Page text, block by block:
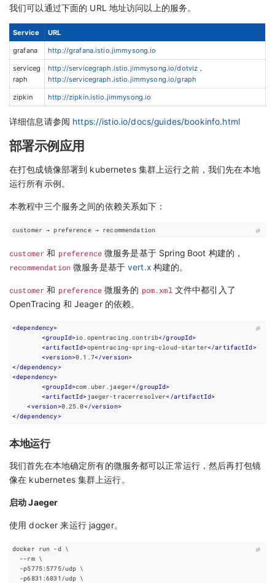
我们可以通过下面的 URL 地址访问以上的服务。
Service URL
grafana http://grafana.istio.jimmysong.io
serviceg
raph
http://servicegraph.istio.jimmysong.io/dotviz ，
http://servicegraph.istio.jimmysong.io/graph
zipkin http://zipkin.istio.jimmysong.io
详细信息请参阅 https://istio.io/docs/guides/bookinfo.html
部署示例应用
在打包成镜像部署到 kubernetes 集群上运行之前，我们先在本地
运行所有示例。
本教程中三个服务之间的依赖关系如下：
customer → preference → recommendation
customer 和 preference微服务是基于 Spring Boot 构建的，
recommendation微服务是基于vert.x构建的。
customer 和 preference微服务的 pom.xml 文件中都引入了
OpenTracing 和 Jeager 的依赖。
<dependency>
<groupId>io.opentracing.contrib</groupId>
<artifactId>opentracing-spring-cloud-starter</artifactId>
<version>0.1.7</version>
</dependency>
<dependency>
<groupId>com.uber.jaeger</groupId>
<artifactId>jaeger-tracerresolver</artifactId>
<version>0.25.0</version>
</dependency>
本地运行
我们首先在本地确定所有的微服务都可以正常运行，然后再打包镜
像在 kubernetes 集群上运行。
启动 Jaeger
使用 docker 来运行 jagger。
docker run -d
  --rm
  -p5775:5775/udp
  -p6831:6831/udp